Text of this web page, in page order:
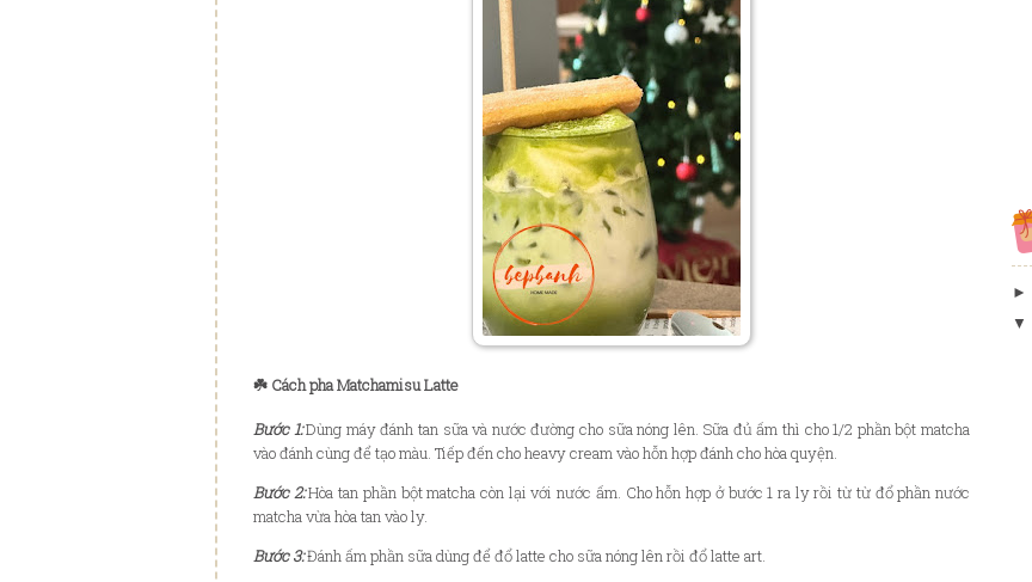
☘️ Cách pha Matchamisu Latte
Bước 1:Dùng máy đánh tan sữa và nước đường cho sữa nóng lên. Sữa đủ ấm thì cho 1/2 phần bột matcha
vào đánh cùng để tạo màu. Tiếp đến cho heavy cream vào hỗn hợp đánh cho hòa quyện.
Bước 2:Hòa tan phần bột matcha còn lại với nước ấm. Cho hỗn hợp ở bước 1 ra ly rồi từ từ đổ phần nước
matcha vừa hòa tan vào ly.
Bước 3:Đánh ấm phần sữa dùng để đổ latte cho sữa nóng lên rồi đổ latte art.
►
▼